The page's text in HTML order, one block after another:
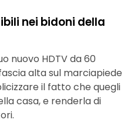
nei bidoni della
nuovo HDTV da 60
alta sul marciapiede
il fatto che quegli
casa, e renderla di